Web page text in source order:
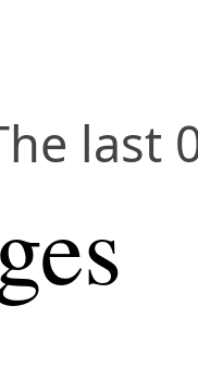
last